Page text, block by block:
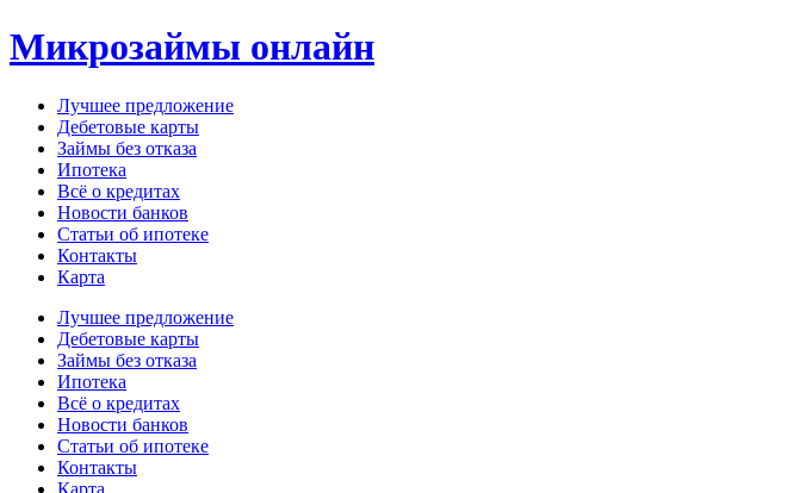
Перейти
к
Микрозаймы онлайн
Лучшее предложение
Дебетовые карты
Займы без отказа
Ипотека
Всё о кредитах
Новости банков
Статьи об ипотеке
Контакты
Карта
Меню Лучшее предложение
Дебетовые карты
Займы без отказа
Ипотека
Всё о кредитах
Новости банков
Статьи об ипотеке
Контакты
Карта